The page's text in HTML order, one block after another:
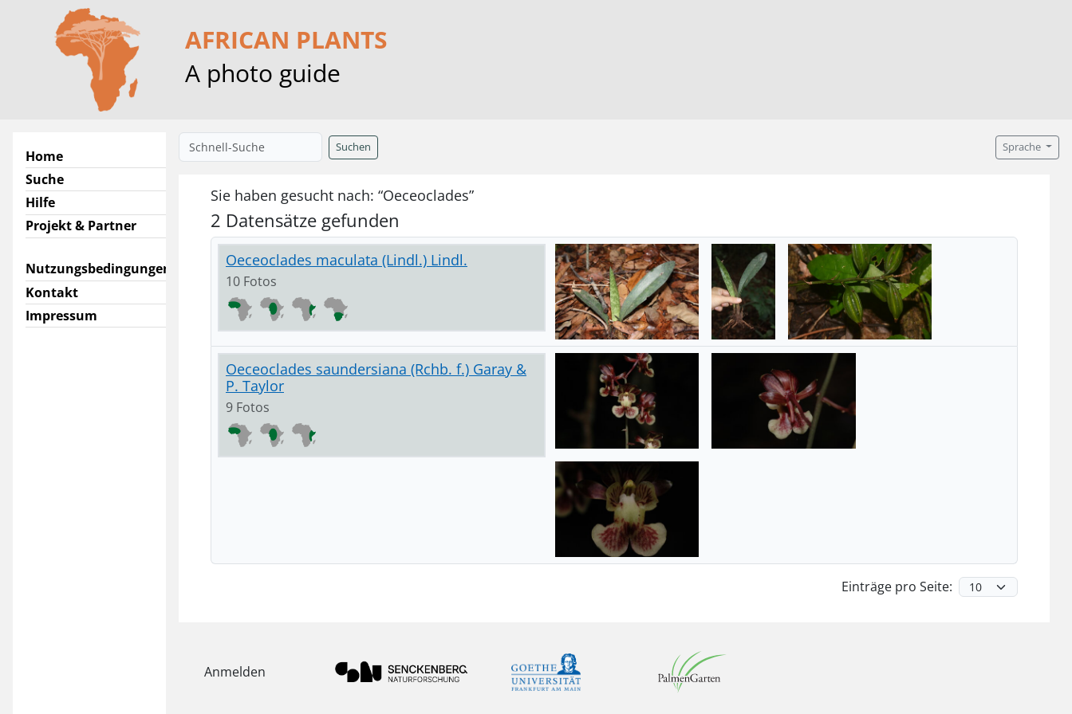
AFRICAN PLANTS
A photo guide
Home
Suche
Hilfe
Projekt & Partner
Nutzungsbedingungen
Kontakt
Impressum
Suchen Sprache
Sie haben gesucht nach: “Oeceoclades”
2 Datensätze gefunden
Oeceoclades maculata (Lindl.) Lindl.
10 Fotos
Oeceoclades saundersiana (Rchb. f.) Garay &
P. Taylor
9 Fotos
Einträge pro Seite:
Anmelden